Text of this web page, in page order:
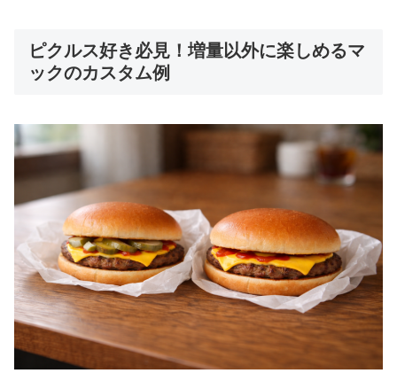
ピクルス好き必見！増量以外に楽しめるマ
ックのカスタム例